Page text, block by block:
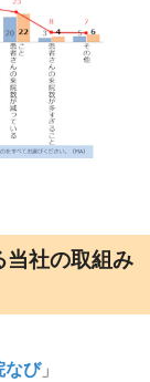
当社の取組み
なび」